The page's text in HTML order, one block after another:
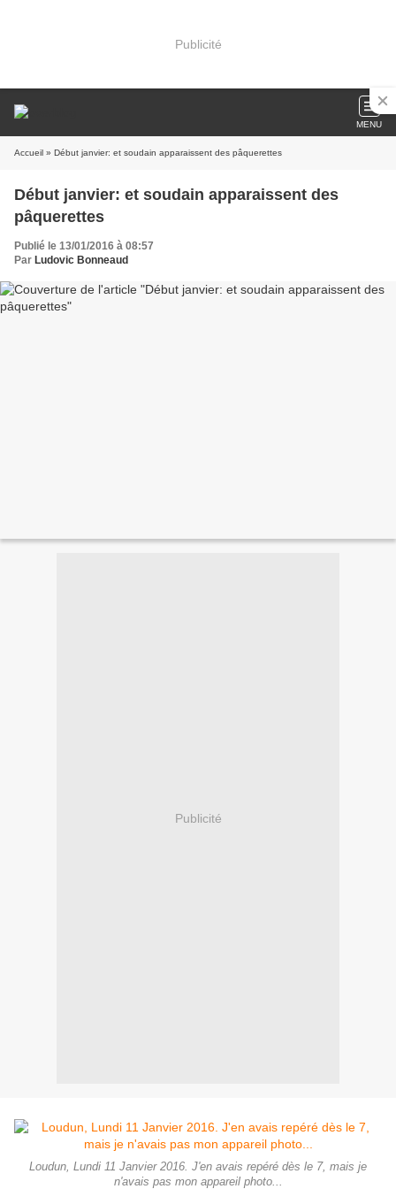
Publicité
MENU
Accueil » Début janvier: et soudain apparaissent des pâquerettes
Début janvier: et soudain apparaissent des
pâquerettes
Publié le 13/01/2016 à 08:57
Par Ludovic Bonneaud
Publicité
Loudun, Lundi 11 Janvier 2016. J'en avais repéré dès le 7, mais je
n'avais pas mon appareil photo...